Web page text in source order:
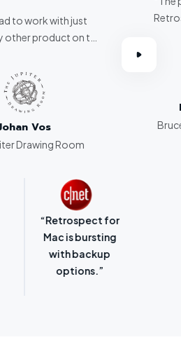
to work with just
other product on the
hands down.”
Vos
Drawing Room
“Laser-sharp
focus on
protecting
SMBs.”